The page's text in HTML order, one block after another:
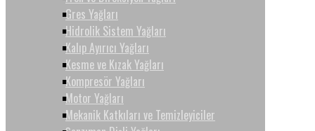
Gres Yağları
Hidrolik Sistem Yağları
Kalıp Ayırıcı Yağları
Kesme ve Kızak Yağları
Kompresör Yağları
Motor Yağları
Mekanik Katkıları ve Temizleyiciler